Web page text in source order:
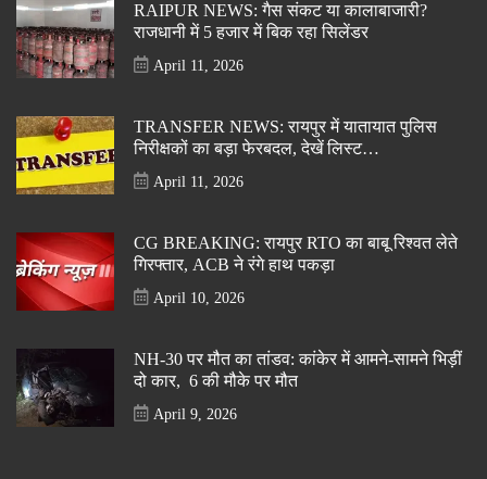
RAIPUR NEWS: गैस संकट या कालाबाजारी?
राजधानी में 5 हजार में बिक रहा सिलेंडर
April 11, 2026
TRANSFER NEWS: रायपुर में यातायात पुलिस
निरीक्षकों का बड़ा फेरबदल, देखें लिस्ट…
April 11, 2026
CG BREAKING: रायपुर RTO का बाबू रिश्वत लेते
गिरफ्तार, ACB ने रंगे हाथ पकड़ा
April 10, 2026
NH-30 पर मौत का तांडव: कांकेर में आमने-सामने भिड़ीं
दो कार, 6 की मौके पर मौत
April 9, 2026